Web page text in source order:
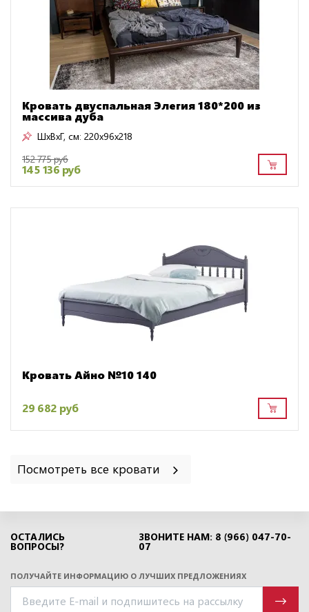
Кровать двуспальная Элегия 180*200 из
массива дуба
ШxВxГ, см: 220x96x218
152 775 руб
145 136 руб
Кровать Айно №10 140
29 682 руб
Посмотреть все кровати
ОСТАЛИСЬ
ВОПРОСЫ?
ЗВОНИТЕ НАМ: 8 (966) 047-70-
07
ПОЛУЧАЙТЕ ИНФОРМАЦИЮ О ЛУЧШИХ ПРЕДЛОЖЕНИЯХ